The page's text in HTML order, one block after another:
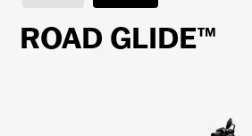
ROAD GLIDE™